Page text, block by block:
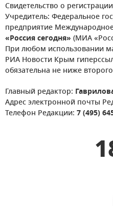
Свидетельство о
Учредитель: Федеральное
предприятие
«Россия сегодня» (МИА
При любом использовании
РИА Новости Крым
обязательна не ниже
Главный редактор:
Адрес электронной почты
Телефон Редакции: 7 (495)